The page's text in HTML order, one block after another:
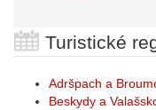
Turistické
Adršpach a
Beskydy a